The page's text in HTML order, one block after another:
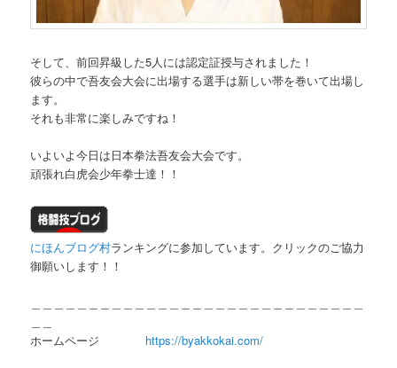
そして、前回昇級した5人には認定証授与されました！
彼らの中で吾友会大会に出場する選手は新しい帯を巻いて出場し
ます。
それも非常に楽しみですね！
いよいよ今日は日本拳法吾友会大会です。
頑張れ白虎会少年拳士達！！
にほんブログ村ランキングに参加しています。クリックのご協力
御願いします！！
ホームページ https://byakkokai.com/